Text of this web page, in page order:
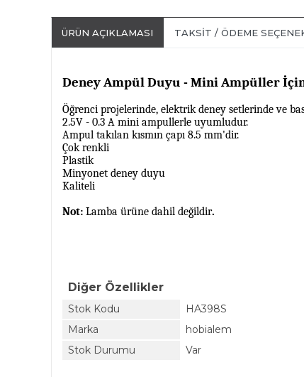
ÜRÜN AÇIKLAMASI TAKSIT / ÖDEME
Deney Ampül Duyu - Mini Ampüller
Öğrenci projelerinde, elektrik deney setlerinde ve
2.5V - 0.3 A mini ampullerle uyumludur.
Ampul takılan kısmın çapı 8.5 mm'dir.
Çok renkli
Plastik
Minyonet deney duyu
Kaliteli
Not: Lamba ürüne dahil değildir.
Diğer Özellikler
Stok Kodu
HA398S
Marka
hobialem
Stok Durumu
Var